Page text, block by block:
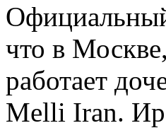
что в
работает
Melli Iran.